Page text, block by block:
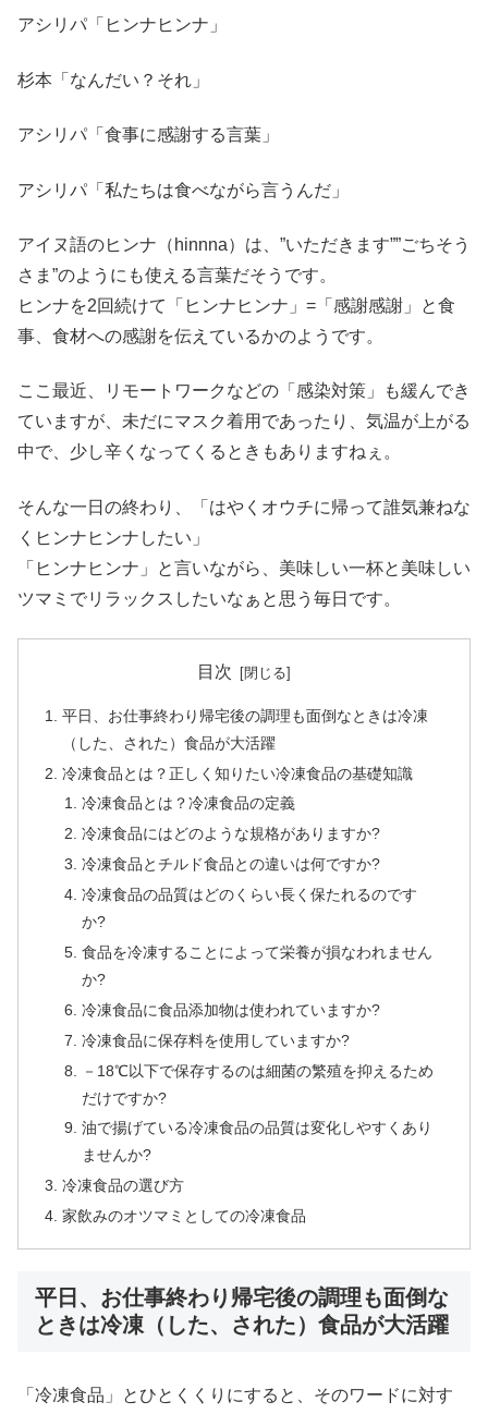
アシリパ「ヒンナヒンナ」
杉本「なんだい？それ」
アシリパ「食事に感謝する言葉」
アシリパ「私たちは食べながら言うんだ」
アイヌ語のヒンナ（hinnna）は、”いただきます””ごちそう
さま”のようにも使える言葉だそうです。
ヒンナを2回続けて「ヒンナヒンナ」=「感謝感謝」と食
事、食材への感謝を伝えているかのようです。
ここ最近、リモートワークなどの「感染対策」も緩んでき
ていますが、未だにマスク着用であったり、気温が上がる
中で、少し辛くなってくるときもありますねぇ。
そんな一日の終わり、「はやくオウチに帰って誰気兼ねな
くヒンナヒンナしたい」
「ヒンナヒンナ」と言いながら、美味しい一杯と美味しい
ツマミでリラックスしたいなぁと思う毎日です。
目次
平日、お仕事終わり帰宅後の調理も面倒なときは冷凍
（した、された）食品が大活躍
冷凍食品とは？正しく知りたい冷凍食品の基礎知識
冷凍食品とは？冷凍食品の定義
冷凍食品にはどのような規格がありますか?
冷凍食品とチルド食品との違いは何ですか?
冷凍食品の品質はどのくらい長く保たれるのです
か?
食品を冷凍することによって栄養が損なわれません
か?
冷凍食品に食品添加物は使われていますか?
冷凍食品に保存料を使用していますか?
－18℃以下で保存するのは細菌の繁殖を抑えるため
だけですか?
油で揚げている冷凍食品の品質は変化しやすくあり
ませんか?
冷凍食品の選び方
家飲みのオツマミとしての冷凍食品
平日、お仕事終わり帰宅後の調理も面倒な
ときは冷凍（した、された）食品が大活躍
「冷凍食品」とひとくくりにすると、そのワードに対す